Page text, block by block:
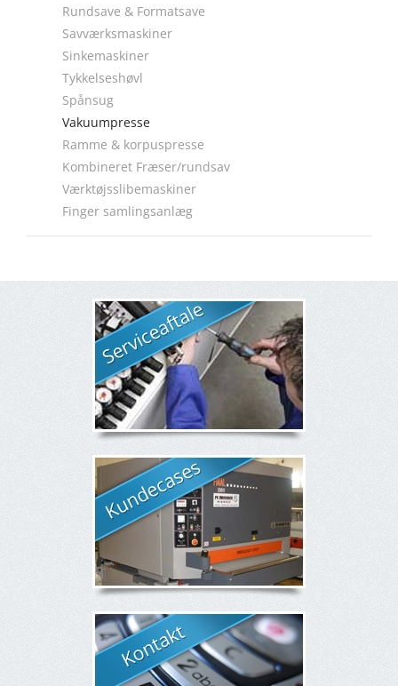
Rundsave & Formatsave
Savværksmaskiner
Sinkemaskiner
Tykkelseshøvl
Spånsug
Vakuumpresse
Ramme & korpuspresse
Kombineret Fræser/rundsav
Værktøjsslibemaskiner
Finger samlingsanlæg